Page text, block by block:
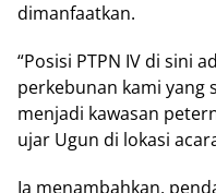
dimanfaatkan.
“Posisi PTPN IV di sini
perkebunan kami yang
menjadi kawasan
ujar Ugun di lokasi
Ia menambahkan,